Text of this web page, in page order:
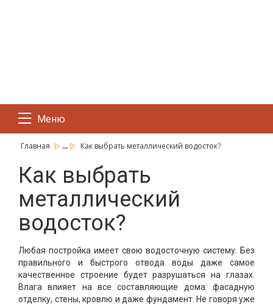
Меню
Главная ... Как выбрать металлический водосток?
Как выбрать
металлический
водосток?
Любая постройка имеет свою водосточную систему. Без
правильного и быстрого отвода воды даже самое
качественное строение будет разрушаться на глазах.
Влага влияет на все составляющие дома: фасадную
отделку, стены, кровлю и даже фундамент. Не говоря уже